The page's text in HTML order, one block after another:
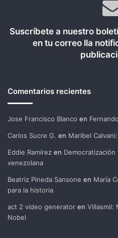
Suscríbete a nuestro
en tu correo lla
Comentarios recientes
Jose Francisco Blanco en
Carlos Sucre G. en Maribel
Eddie Ramirez en
venezolana
Beatriz Pineda Sansone en María
para la historia
act 2 video generator en Villasmil:
Nobel